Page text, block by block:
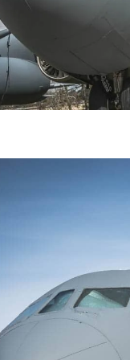
پهپادهای ایرانی | پهپاد